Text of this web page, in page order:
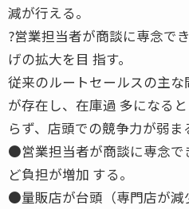
減が行える。
?営業担当者が商談に専念で
げの拡大を目 指す。
従来のルートセールスの主
が存在し、在庫過 多になる
らず、店頭での競争力が弱ま
●営業担当者が商談に専念で
ど負担が増加 する。
●量販店が台頭（専門店が減